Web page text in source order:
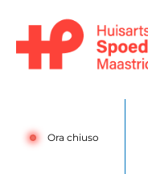
Ora chiuso